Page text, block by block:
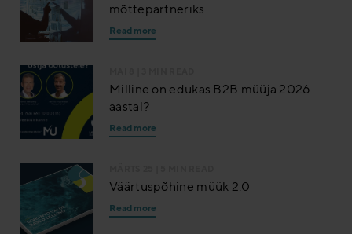
mõttepartneriks
Read more
Milline on edukas B2B müüja 2026.
aastal?
Read more
Väärtuspõhine müük 2.0
Read more